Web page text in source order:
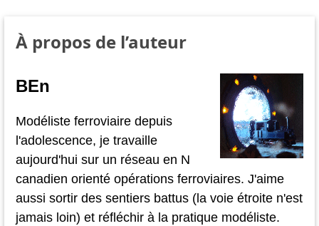
À propos de l’auteur
BEn
Modéliste ferroviaire depuis
l'adolescence, je travaille
aujourd'hui sur un réseau en N
canadien orienté opérations ferroviaires. J'aime
aussi sortir des sentiers battus (la voie étroite n'est
jamais loin) et réfléchir à la pratique modéliste.